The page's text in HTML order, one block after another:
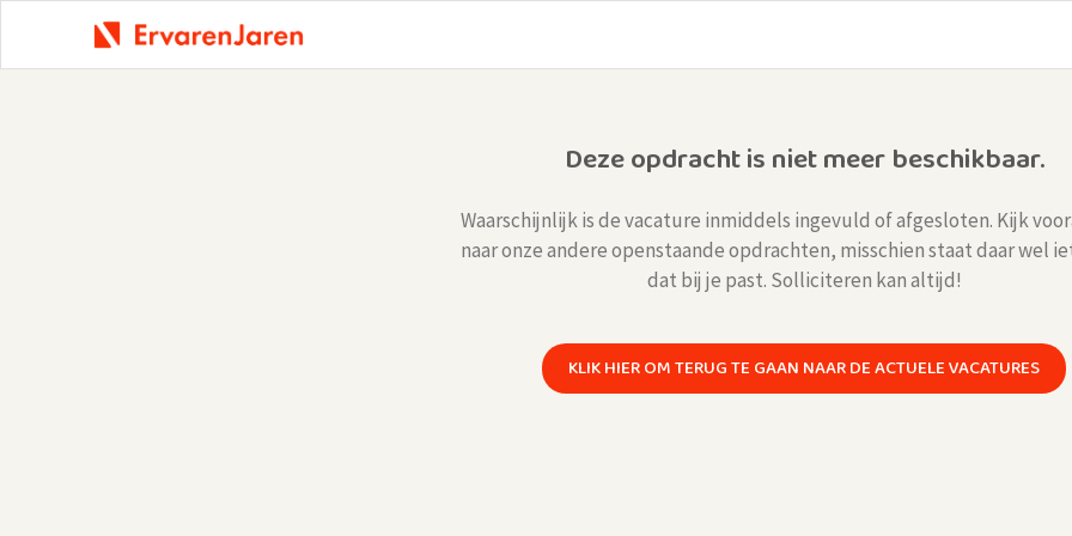
Deze opdracht is niet meer beschikbaar.
Waarschijnlijk is de vacature inmiddels ingevuld of afgesloten. Kijk
naar onze andere openstaande opdrachten, misschien staat daar wel
dat bij je past. Solliciteren kan altijd!
KLIK HIER OM TERUG TE GAAN NAAR DE ACTUELE VACATURES